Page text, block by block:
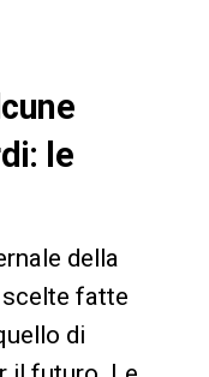
le
della
scelte fatte
di